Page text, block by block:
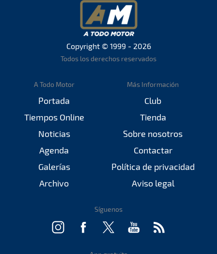
Copyright © 1999 - 2026
Todos los derechos reservados
A Todo Motor
Portada
Tiempos Online
Noticias
Agenda
Galerías
Archivo
Más Información
Club
Tienda
Sobre nosotros
Contactar
Política de privacidad
Aviso legal
Síguenos